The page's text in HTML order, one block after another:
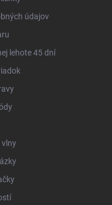
údajov
lehote 45 dní
vlny